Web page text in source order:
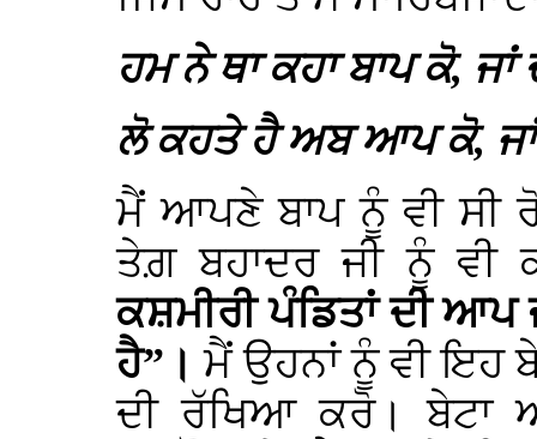
ਹਮ ਨੇ ਥਾ ਕਹਾ ਬਾਪ ਕੋ,
ਲੋ ਕਹਤੇ ਹੈ ਅਬ ਆਪ ਕੋ,
ਮੈਂ ਆਪਣੇ ਬਾਪ ਨੂੰ ਵੀ ਸੀ
ਤੇਗ਼ ਬਹਾਦਰ ਜੀ ਨੂੰ ਵੀ
ਕਸ਼ਮੀਰੀ ਪੰਡਿਤਾਂ ਦੀ ਆਪ
ਹੈ”।ਮੈਂ ਉਹਨਾਂ ਨੂੰ ਵੀ ਇਹ
ਦੀ ਰੱਖਿਆ ਕਰੋ। ਬੇਟਾ